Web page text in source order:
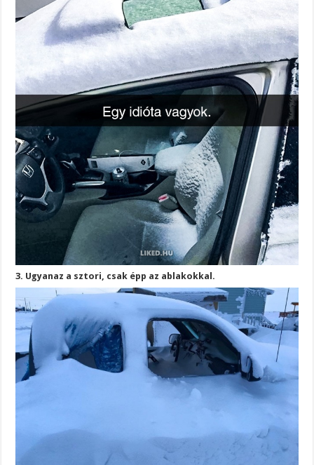
3. Ugyanaz a sztori, csak épp az ablakokkal.